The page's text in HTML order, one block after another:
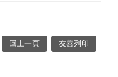
回上一頁 友善列印